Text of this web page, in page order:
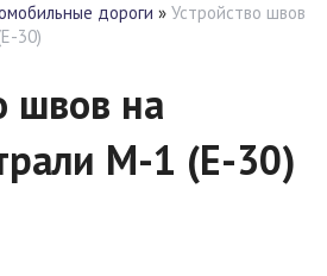
дороги » Устройство швов
30)
швов на
М-1 (Е-30)